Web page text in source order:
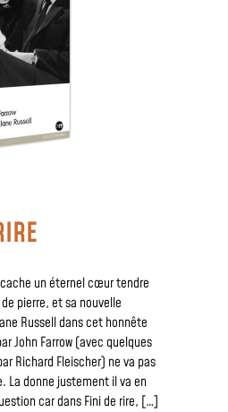
un éternel cœur tendre
pierre, et sa nouvelle
Russell dans cet honnête
John Farrow (avec quelques
Richard Fleischer) ne va pas
La donne justement il va en
car dans Fini de rire, […]